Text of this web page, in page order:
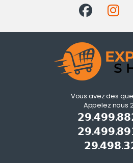
Vous avez des
Appelez nous